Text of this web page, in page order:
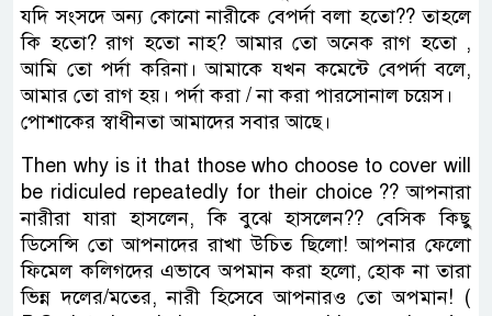
যদি সংসদে অন্য কোনো নারীকে বেপর্দা বলা হতো?? তাহলে
কি হতো? রাগ হতো নাহ? আমার তো অনেক রাগ হতো ,
আমি তো পর্দা করিনা। আমাকে যখন কমেন্টে বেপর্দা বলে,
আমার তো রাগ হয়। পর্দা করা / না করা পারসোনাল চয়েস।
পোশাকের স্বাধীনতা আমাদের সবার আছে।
Then why is it that those who choose to cover will
be ridiculed repeatedly for their choice ?? আপনারা
নারীরা যারা হাসলেন, কি বুঝে হাসলেন?? বেসিক কিছু
ডিসেন্সি তো আপনাদের রাখা উচিত ছিলো! আপনার ফেলো
ফিমেল কলিগদের এভাবে অপমান করা হলো, হোক না তারা
ভিন্ন দলের/মতের, নারী হিসেবে আপনারও তো অপমান! (